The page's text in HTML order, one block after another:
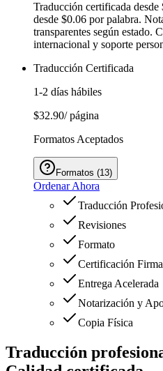
Traducción certificada
desde $0.06 por palabra.
transparentes según estado.
internacional y soporte
Traducción Certificada
1-2 días hábiles
$32.90/ página
Formatos Aceptados
Formatos (13)
Ordenar Ahora
Traducción
Revisiones
Formato
Certificación
Entrega Acelerada
Notarización y
Copia Física
Traducción